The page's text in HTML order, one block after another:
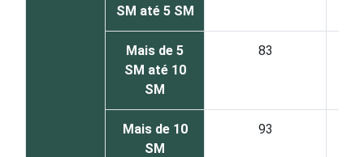
SM até 5 SM
Mais de 5
SM até 10
SM
83
Mais de 10
SM
93